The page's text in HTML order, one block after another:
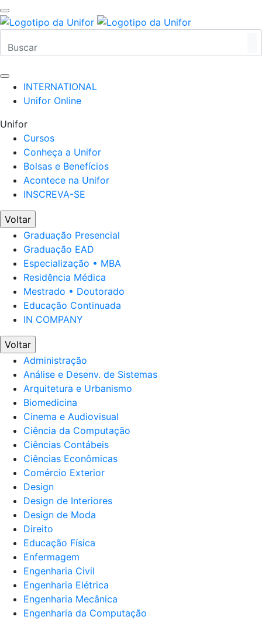
INTERNATIONAL
Unifor Online
Unifor
Cursos
Conheça a Unifor
Bolsas e Benefícios
Acontece na Unifor
INSCREVA-SE
Voltar
Graduação Presencial
Graduação EAD
Especialização • MBA
Residência Médica
Mestrado • Doutorado
Educação Continuada
IN COMPANY
Voltar
Administração
Análise e Desenv. de Sistemas
Arquitetura e Urbanismo
Biomedicina
Cinema e Audiovisual
Ciência da Computação
Ciências Contábeis
Ciências Econômicas
Comércio Exterior
Design
Design de Interiores
Design de Moda
Direito
Educação Física
Enfermagem
Engenharia Civil
Engenharia Elétrica
Engenharia Mecânica
Engenharia da Computação